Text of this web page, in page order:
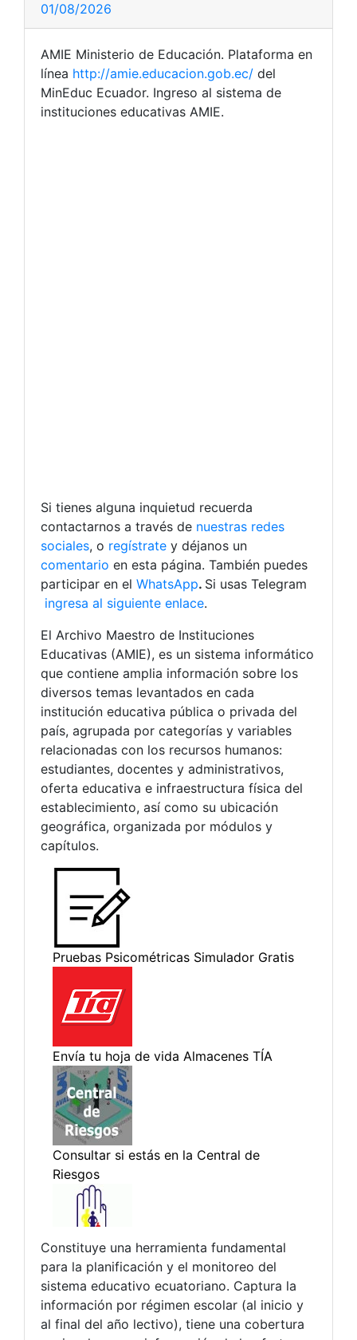
01/08/2026
AMIE Ministerio de Educación. Plataforma en
línea http://amie.educacion.gob.ec/ del
MinEduc Ecuador. Ingreso al sistema de
instituciones educativas AMIE.
Si tienes alguna inquietud recuerda
contactarnos a través de nuestras redes
sociales, o regístrate y déjanos un
comentario en esta página. También puedes
participar en el WhatsApp. Si usas Telegram
ingresa al siguiente enlace.
El Archivo Maestro de Instituciones
Educativas (AMIE), es un sistema informático
que contiene amplia información sobre los
diversos temas levantados en cada
institución educativa pública o privada del
país, agrupada por categorías y variables
relacionadas con los recursos humanos:
estudiantes, docentes y administrativos,
oferta educativa e infraestructura física del
establecimiento, así como su ubicación
geográfica, organizada por módulos y
capítulos.
Constituye una herramienta fundamental
para la planificación y el monitoreo del
sistema educativo ecuatoriano. Captura la
información por régimen escolar (al inicio y
al final del año lectivo), tiene una cobertura